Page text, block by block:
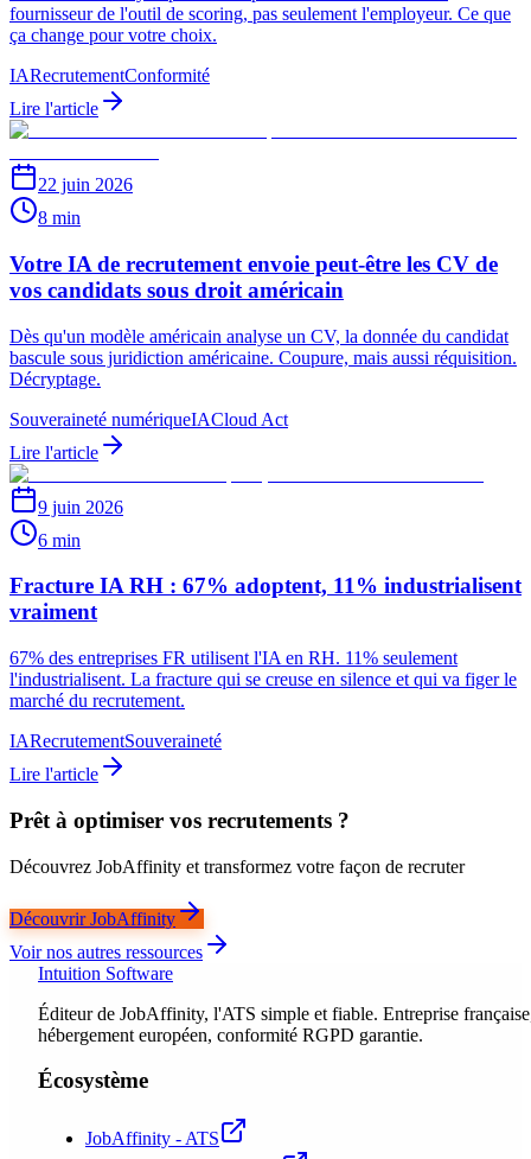
fournisseur de l'outil de scoring, pas seulement l'employeur. Ce que
ça change pour votre choix.
IARecrutementConformité
Lire l'article
22 juin 2026
8 min
Votre IA de recrutement envoie peut-être les CV de
vos candidats sous droit américain
Dès qu'un modèle américain analyse un CV, la donnée du candidat
bascule sous juridiction américaine. Coupure, mais aussi réquisition.
Décryptage.
Souveraineté numériqueIACloud Act
Lire l'article
9 juin 2026
6 min
Fracture IA RH : 67% adoptent, 11% industrialisent
vraiment
67% des entreprises FR utilisent l'IA en RH. 11% seulement
l'industrialisent. La fracture qui se creuse en silence et qui va figer le
marché du recrutement.
IARecrutementSouveraineté
Lire l'article
Prêt à optimiser vos recrutements ?
Découvrez JobAffinity et transformez votre façon de recruter
Découvrir JobAffinity
Voir nos autres ressources
Intuition Software
Éditeur de JobAffinity, l'ATS simple et fiable. Entreprise
hébergement européen, conformité RGPD garantie.
Écosystème
JobAffinity - ATS